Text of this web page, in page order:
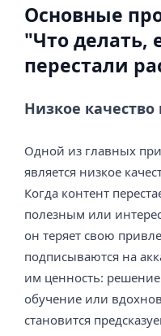
Основные
"Что делать,
перестали
Низкое качество
Одной из главных
является низкое
Когда контент
полезным или
он теряет свою
подписываются на
им ценность:
обучение или
становится